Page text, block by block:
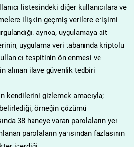
listesindeki diğer kullanıcılara ve
ilişkin geçmiş verilere erişimi
ayrıca, uygulamaya ait
uygulama veri tabanında kriptolu
tespitinin önlenmesi ve
alınan ilave güvenlik tedbiri
kendilerini gizlemek amacıyla;
örneğin çözümü
38 haneye varan parolaların yer
parolaların yarısından fazlasının